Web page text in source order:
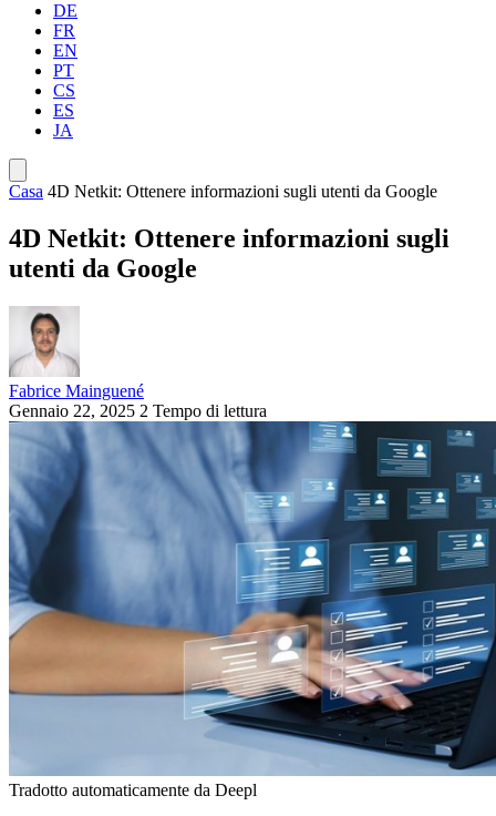
DE
FR
EN
PT
CS
ES
JA
Casa 4D Netkit: Ottenere informazioni sugli utenti da Google
4D Netkit: Ottenere informazioni sugli
utenti da Google
Fabrice Mainguené
Gennaio 22, 2025 2 Tempo di lettura
Tradotto automaticamente da Deepl